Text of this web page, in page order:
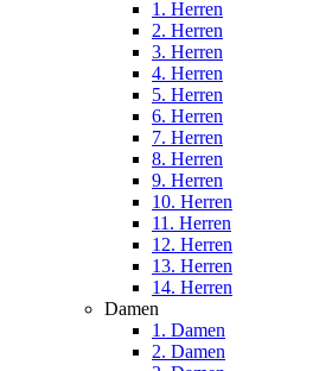
1. Herren
2. Herren
3. Herren
4. Herren
5. Herren
6. Herren
7. Herren
8. Herren
9. Herren
10. Herren
11. Herren
12. Herren
13. Herren
14. Herren
Damen
1. Damen
2. Damen